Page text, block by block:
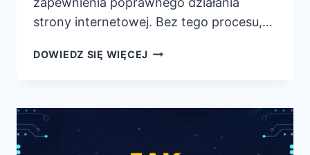
strony internetowej. Bez tego procesu,…
DOWIEDZ SIĘ WIĘCEJJAK